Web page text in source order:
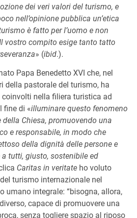
dei veri valori del turismo, e
nell’opinione pubblica un’etica
è fatto per l’uomo e non
vostro compito esige tanto tatto
» (ibid.).
Papa Benedetto XVI che, nel
della pastorale del turismo, ha
nella filiera turistica ad
fine di «illuminare questo fenomeno
Chiesa, promuovendo una
e responsabile, in modo che
della dignità delle persone e
tutti, giusto, sostenibile ed
Caritas in veritate ho voluto
turismo internazionale nel
umano integrale: “bisogna, allora,
capace di promuovere una
senza togliere spazio al riposo